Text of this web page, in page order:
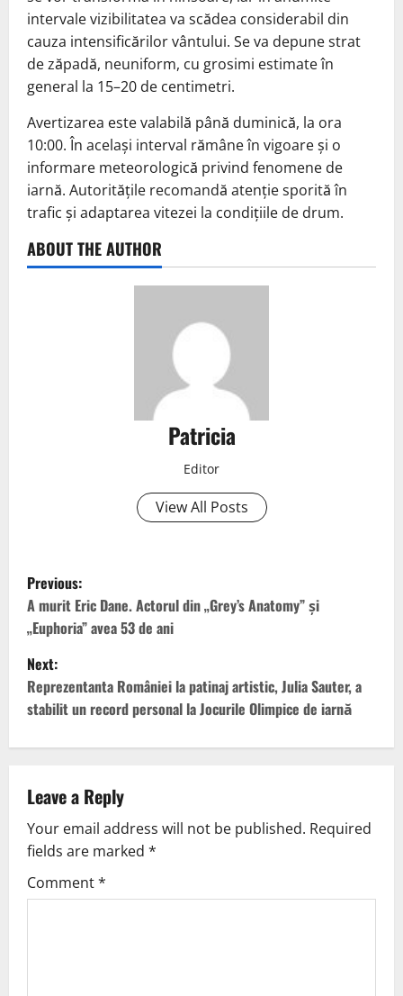
intervale vizibilitatea va scădea considerabil din
cauza intensificărilor vântului. Se va depune strat
de zăpadă, neuniform, cu grosimi estimate în
general la 15–20 de centimetri.
Avertizarea este valabilă până duminică, la ora
10:00. În același interval rămâne în vigoare și o
informare meteorologică privind fenomene de
iarnă. Autoritățile recomandă atenție sporită în
trafic și adaptarea vitezei la condițiile de drum.
ABOUT THE AUTHOR
Patricia
Editor
View All Posts
Previous:
A murit Eric Dane. Actorul din „Grey’s Anatomy” și
„Euphoria” avea 53 de ani
Next:
Reprezentanta României la patinaj artistic, Julia Sauter, a
stabilit un record personal la Jocurile Olimpice de iarnă
Leave a Reply
Your email address will not be published. Required
fields are marked *
Comment*